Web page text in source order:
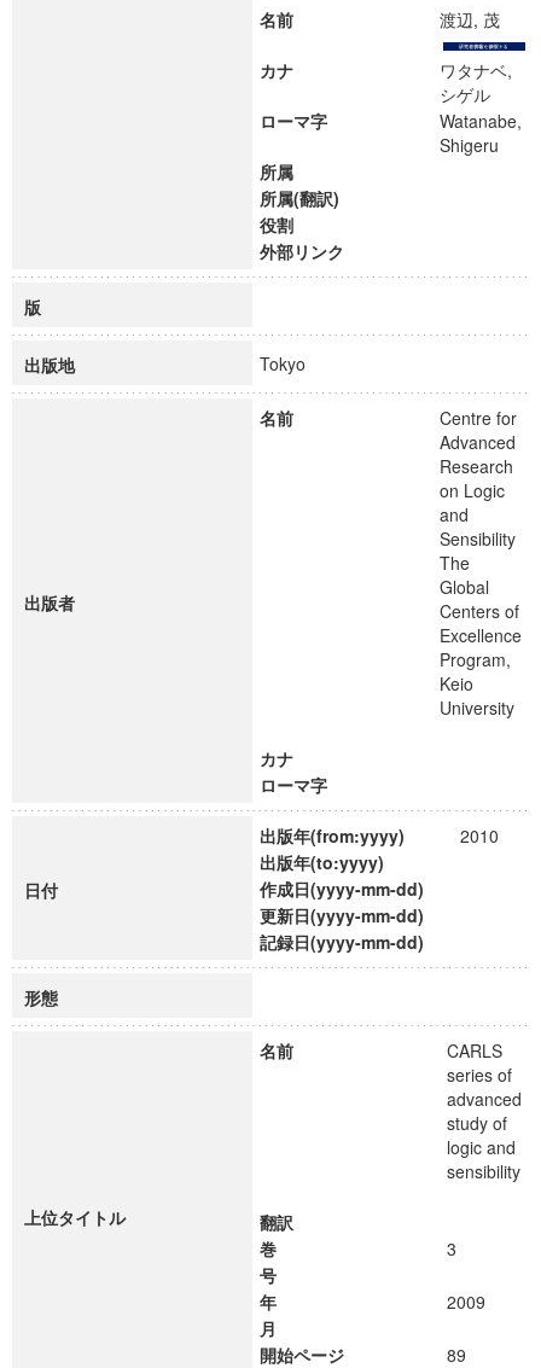
名前 渡辺, 茂
カナ
ワタナベ,
シゲル
ローマ字
Watanabe,
Shigeru
所属
所属(翻訳)
役割
外部リンク
版
出版地 Tokyo
出版者
名前
Centre for
Advanced
Research
on Logic
and
Sensibility
The
Global
Centers of
Excellence
Program,
Keio
University
カナ
ローマ字
日付
出版年(from:yyyy)
2010
出版年(to:yyyy)
作成日(yyyy-mm-dd)
更新日(yyyy-mm-dd)
記録日(yyyy-mm-dd)
形態
上位タイトル
名前
CARLS
series of
advanced
study of
logic and
sensibility
翻訳
巻
3
号
年
2009
月
開始ページ
89